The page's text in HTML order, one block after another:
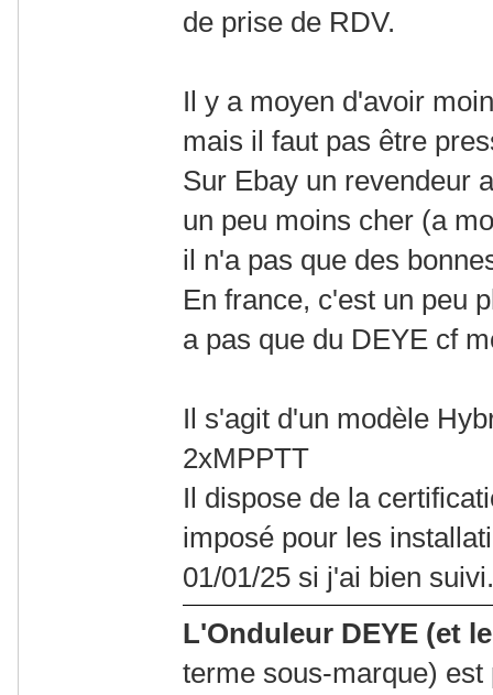
de prise de RDV.
Il y a moyen d'avoir
mais il faut pas être
Sur Ebay un revendeur
un peu moins cher (a
il n'a pas que des
En france, c'est un peu
a pas que du DEYE cf
Il s'agit d'un modèle
2xMPPTT
Il dispose de la
imposé pour les
01/01/25 si j'ai bien suivi.
L'Onduleur DEYE (et
terme sous-marque)